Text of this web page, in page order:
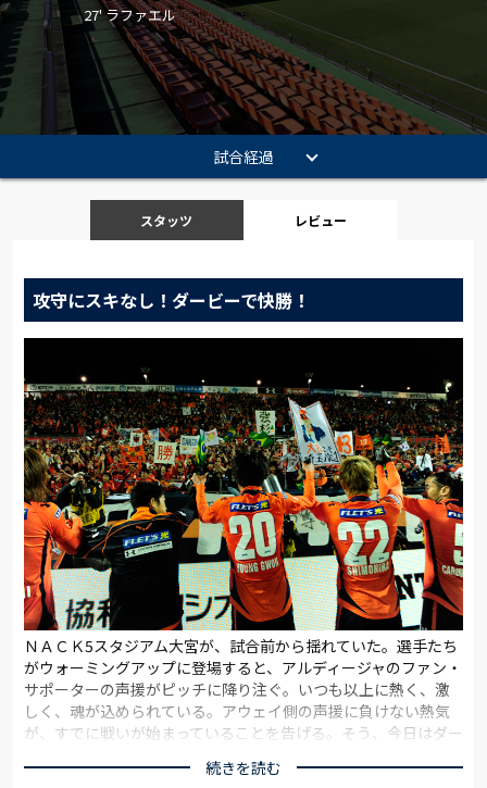
27' ラファエル
試合経過
スタッツ レビュー
攻守にスキなし！ダービーで快勝！
ＮＡＣＫ5スタジアム大宮が、試合前から揺れていた。選手たち
がウォーミングアップに登場すると、アルディージャのファン・
サポーターの声援がピッチに降り注ぐ。いつも以上に熱く、激
しく、魂が込められている。アウェイ側の声援に負けない熱気
が、すでに戦いが始まっていることを告げる。そう、今日はダー
頼もしい選手が戦列に戻っている。負傷欠場していた東が、満
続きを読む